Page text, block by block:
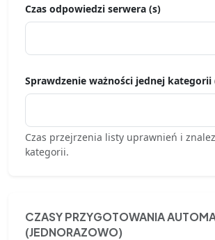
Czas odpowiedzi serwera (s)
Sprawdzenie ważności jednej kategorii
Czas przejrzenia listy uprawnień i
kategorii.
CZASY PRZYGOTOWANIA
(JEDNORAZOWO)